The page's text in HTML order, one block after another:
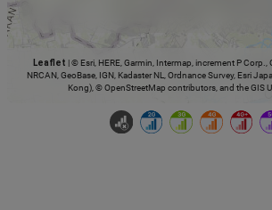
Leaflet |© Esri, HERE, Garmin, Intermap, increment P Corp.,
NRCAN, GeoBase, IGN, Kadaster NL, Ordnance Survey, Esri
Kong), © OpenStreetMap contributors, and the GIS